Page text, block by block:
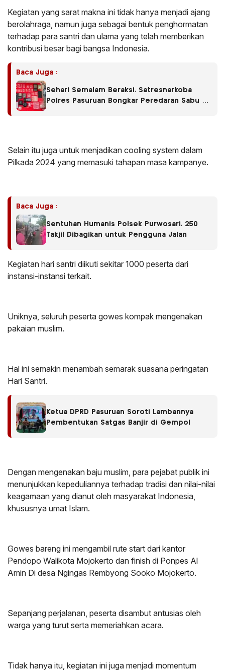
Kegiatan yang sarat makna ini tidak hanya menjadi ajang
berolahraga, namun juga sebagai bentuk penghormatan
terhadap para santri dan ulama yang telah memberikan
kontribusi besar bagi bangsa Indonesia.
Baca Juga :
Sehari Semalam Beraksi, Satresnarkoba
Polres Pasuruan Bongkar Peredaran Sabu di
Selain itu juga untuk menjadikan cooling system dalam
Pilkada 2024 yang memasuki tahapan masa kampanye.
Baca Juga :
Sentuhan Humanis Polsek Purwosari, 250
Takjil Dibagikan untuk Pengguna Jalan
Kegiatan hari santri diikuti sekitar 1000 peserta dari
instansi-instansi terkait.
Uniknya, seluruh peserta gowes kompak mengenakan
pakaian muslim.
Hal ini semakin menambah semarak suasana peringatan
Hari Santri.
Ketua DPRD Pasuruan Soroti Lambannya
Pembentukan Satgas Banjir di Gempol
Dengan mengenakan baju muslim, para pejabat publik ini
menunjukkan kepeduliannya terhadap tradisi dan nilai-nilai
keagamaan yang dianut oleh masyarakat Indonesia,
khususnya umat Islam.
Gowes bareng ini mengambil rute start dari kantor
Pendopo Walikota Mojokerto dan finish di Ponpes Al
Amin Di desa Ngingas Rembyong Sooko Mojokerto.
Sepanjang perjalanan, peserta disambut antusias oleh
warga yang turut serta memeriahkan acara.
Tidak hanya itu, kegiatan ini juga menjadi momentum